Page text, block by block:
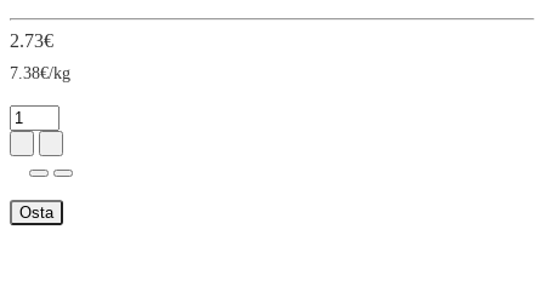
2.73€
7.38€/kg
Osta